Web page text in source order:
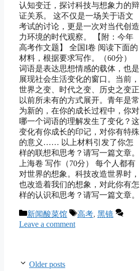
认知变迁，探讨科技与想象力的辩
证关系。 这不仅是一场关于语文
考试的讨论，更是一次对当代创造
力环境的时代观察。 【附：今年
高考作文题】 全国I卷 阅读下面的
材料，根据要求写作。（60分）
词语是表达思想情感的载体，也是
展现社会生活变化的窗口。当前，
世界之变、时代之变、历史之变正
以前所未有的方式展开。青年是常
为新的，在你的成长过程中，你对
哪一个词语的理解发生了变化？这
变化有你成长的印记，对你有特殊
的意义…… 以上材料引发了你怎
样的联想和思考？请写一篇文章。
上海卷 写作（70分） 每个人都有
对世界的想象。科技改造世界时，
也改造着我们的想象，对此你有怎
样的认识和思考？请写一篇文章。
Categories
新闻酸菜馆 Tags
高考, 黑镜
Leave a comment
Older posts